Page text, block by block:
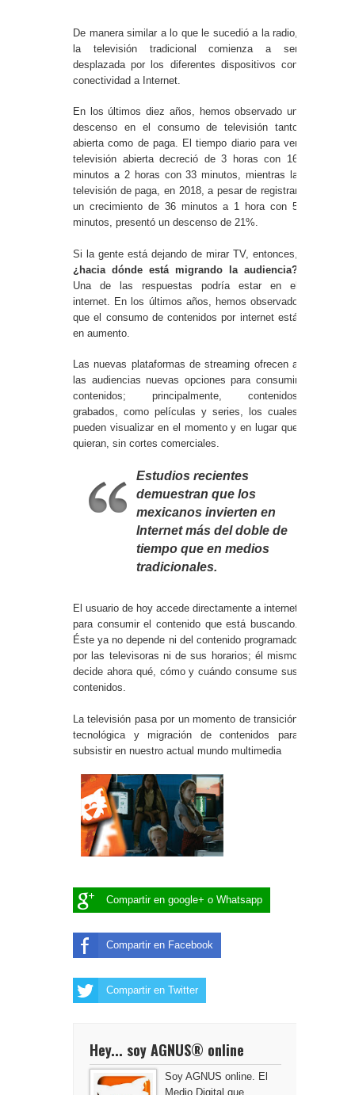
De manera similar a lo que le sucedió a la radio,
la televisión tradicional comienza a ser
desplazada por los diferentes dispositivos con
conectividad a Internet.
En los últimos diez años, hemos observado un
descenso en el consumo de televisión tanto
abierta como de paga. El tiempo diario para ver
televisión abierta decreció de 3 horas con 16
minutos a 2 horas con 33 minutos, mientras la
televisión de paga, en 2018, a pesar de registrar
un crecimiento de 36 minutos a 1 hora con 5
minutos, presentó un descenso de 21%.
Si la gente está dejando de mirar TV, entonces,
¿hacia dónde está migrando la audiencia?
Una de las respuestas podría estar en el
internet. En los últimos años, hemos observado
que el consumo de contenidos por internet está
en aumento.
Las nuevas plataformas de streaming ofrecen a
las audiencias nuevas opciones para consumir
contenidos; principalmente, contenidos
grabados, como películas y series, los cuales
pueden visualizar en el momento y en lugar que
quieran, sin cortes comerciales.
Estudios recientes
demuestran que los
mexicanos invierten en
Internet más del doble de
tiempo que en medios
tradicionales.
El usuario de hoy accede directamente a internet
para consumir el contenido que está buscando.
Éste ya no depende ni del contenido programado
por las televisoras ni de sus horarios; él mismo
decide ahora qué, cómo y cuándo consume sus
contenidos.
La televisión pasa por un momento de transición
tecnológica y migración de contenidos para
subsistir en nuestro actual mundo multimedia
Compartir en google+ o Whatsapp
Compartir en Facebook
Compartir en Twitter
Hey... soy AGNUS® online
Soy AGNUS online. El
Medio Digital que